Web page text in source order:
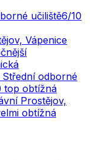
učiliště6/10
Vápenice
Střední odborné
top obtížná
Prostějov,
obtížná